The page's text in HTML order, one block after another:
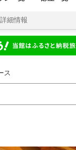
詳細情報
ス